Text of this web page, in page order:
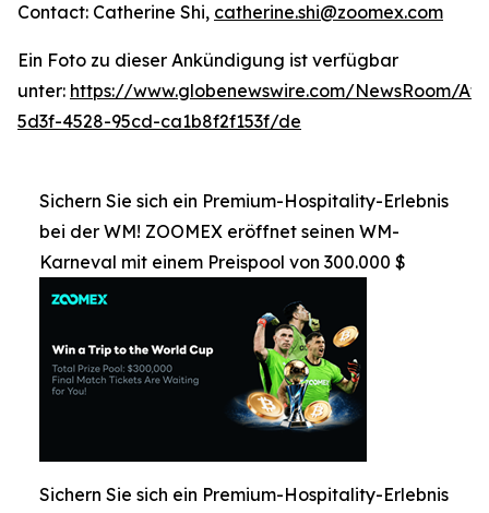
Contact: Catherine Shi, catherine.shi@zoomex.com
Ein Foto zu dieser Ankündigung ist verfügbar
unter: https://www.globenewswire.com/NewsRoom/
5d3f-4528-95cd-ca1b8f2f153f/de
Sichern Sie sich ein Premium-Hospitality-Erlebnis
bei der WM! ZOOMEX eröffnet seinen WM-
Karneval mit einem Preispool von 300.000 $
Sichern Sie sich ein Premium-Hospitality-Erlebnis